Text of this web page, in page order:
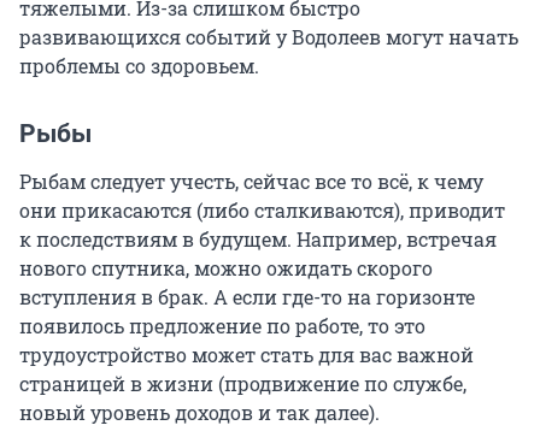
тяжелыми. Из-за слишком быстро
развивающихся событий у Водолеев могут начать
проблемы со здоровьем.
Рыбы
Рыбам следует учесть, сейчас все то всё, к чему
они прикасаются (либо сталкиваются), приводит
к последствиям в будущем. Например, встречая
нового спутника, можно ожидать скорого
вступления в брак. А если где-то на горизонте
появилось предложение по работе, то это
трудоустройство может стать для вас важной
страницей в жизни (продвижение по службе,
новый уровень доходов и так далее).